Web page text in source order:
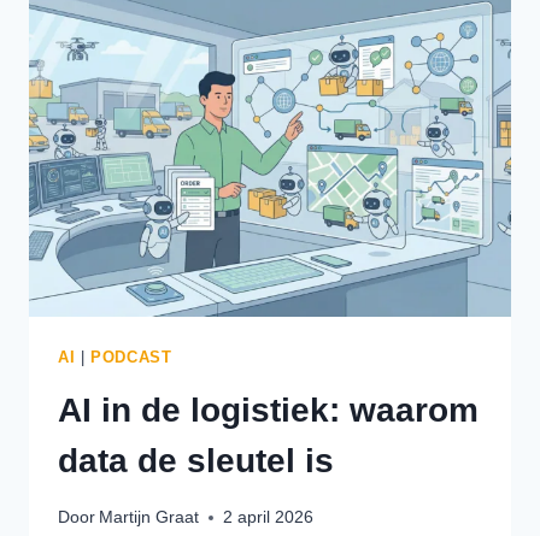
SLIMME
SENSOREN
TRAILERSCHADES
VOORKOMEN
AI PODCAST
AI in de logistiek: waarom
data de sleutel is
Door Martijn Graat 2 april 2026